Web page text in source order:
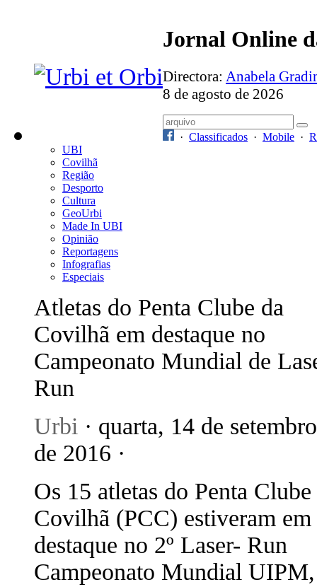
Jornal Online
Directora: Anabela
8 de agosto de 2026
· Classificados · Mobile ·
UBI
Covilhã
Região
Desporto
Cultura
GeoUrbi
Made In UBI
Opinião
Reportagens
Infografias
Especiais
Atletas do Penta Clube da
Covilhã em destaque no
Campeonato Mundial de
Run
Urbi · quarta, 14 de setembro
de 2016 ·
Os 15 atletas do Penta Clube
Covilhã (PCC) estiveram em
destaque no 2º Laser- Run
Campeonato Mundial UIPM,